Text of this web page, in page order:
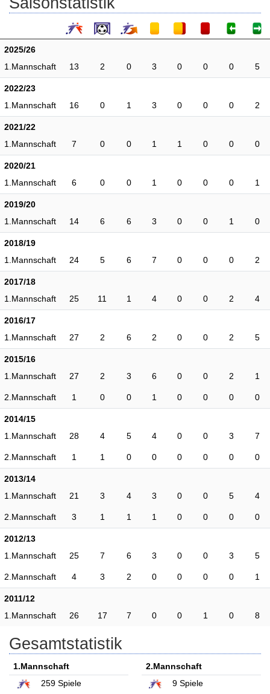
2025/26
1.Mannschaft
13 2 0 3 0 0 0 5
2022/23
1.Mannschaft
16 0 1 3 0 0 0 2
2021/22
1.Mannschaft
7 0 0 1 1 0 0 0
2020/21
1.Mannschaft
6 0 0 1 0 0 0 1
2019/20
1.Mannschaft
14 6 6 3 0 0 1 0
2018/19
1.Mannschaft
24 5 6 7 0 0 0 2
2017/18
1.Mannschaft
25 11 1 4 0 0 2 4
2016/17
1.Mannschaft
27 2 6 2 0 0 2 5
2015/16
1.Mannschaft
27 2 3 6 0 0 2 1
2.Mannschaft 1 0 0 1 0 0 0 0
2014/15
1.Mannschaft
28 4 5 4 0 0 3 7
2.Mannschaft 1 1 0 0 0 0 0 0
2013/14
1.Mannschaft
21 3 4 3 0 0 5 4
2.Mannschaft 3 1 1 1 0 0 0 0
2012/13
1.Mannschaft
25 7 6 3 0 0 3 5
2.Mannschaft 4 3 2 0 0 0 0 1
2011/12
1.Mannschaft
26 17 7 0 0 1 0 8
Gesamtstatistik
1.Mannschaft
259 Spiele
2.Mannschaft
9Spiele